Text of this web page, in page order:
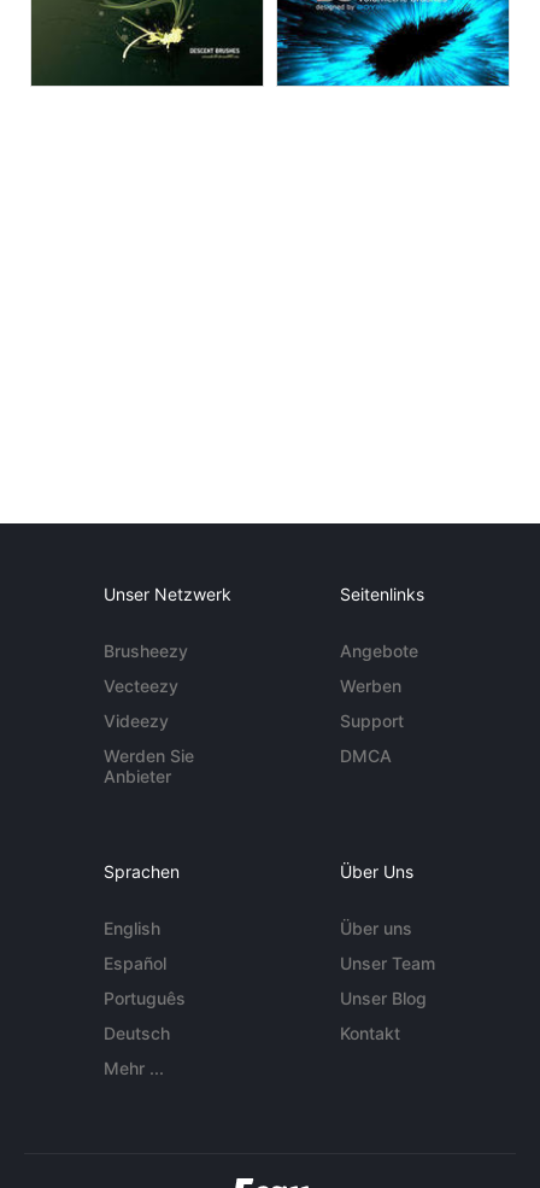
Unser Netzwerk
Brusheezy
Vecteezy
Videezy
Werden Sie
Anbieter
Seitenlinks
Angebote
Werben
Support
DMCA
Sprachen
English
Español
Português
Deutsch
Mehr ...
Über Uns
Über uns
Unser Team
Unser Blog
Kontakt